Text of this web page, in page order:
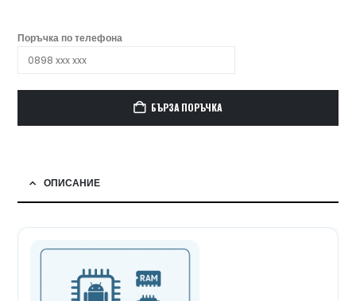
Поръчка по телефона
БЪРЗА ПОРЪЧКА
ОПИСАНИЕ